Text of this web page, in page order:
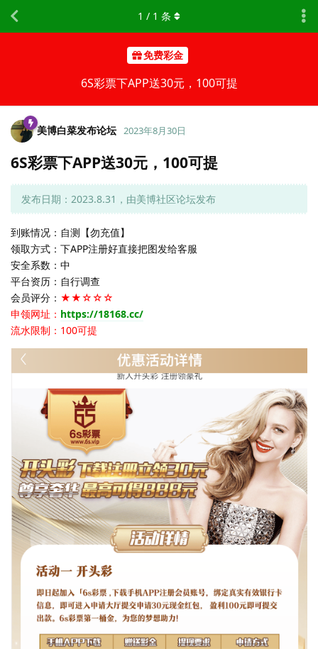
免费彩金
6S彩票下APP送30元，100可提
1 / 1 条
美博白菜发布论坛 2023年8月30日
6S彩票下APP送30元，100可提
发布日期：2023.8.31，由美博社区论坛发布
到账情况：自测【勿充值】
领取方式：下APP注册好直接把图发给客服
安全系数：中
平台资历：自行调查
会员评分： ★★☆☆☆
申领网址： https://18168.cc/
流水限制：100可提